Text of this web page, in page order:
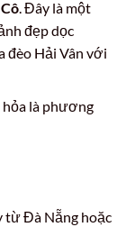
. Đây là một
đẹp dọc
đèo Hải Vân với
hỏa là phương
từ Đà Nẵng hoặc